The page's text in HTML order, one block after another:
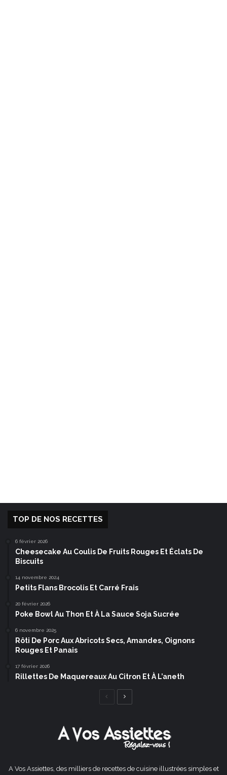
TOP DE NOS RECETTES
6 février 2026
Cheesecake Au Coulis De Fruits Rouges Et Éclats De
Biscuits
14 novembre 2024
Petits Flans Brocolis Et Carré Frais
20 février 2026
Poke Bowl Au Thon Et À La Sauce Soja Sucrée
6 novembre 2025
Rôti De Porc Aux Abricots Secs, Amandes, Oignons
Rouges Et Panais
17 février 2026
Rillettes De Maquereaux Au Citron Et À L’aneth
Page
A Vos Assiettes, des milliers de recettes de cuisine illustrées simples et